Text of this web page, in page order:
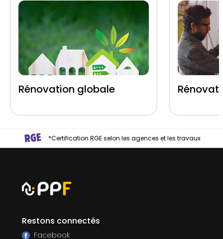
Rénovation globale
*Certification RGE selon les agences et les travaux
Restons connectés
Facebook